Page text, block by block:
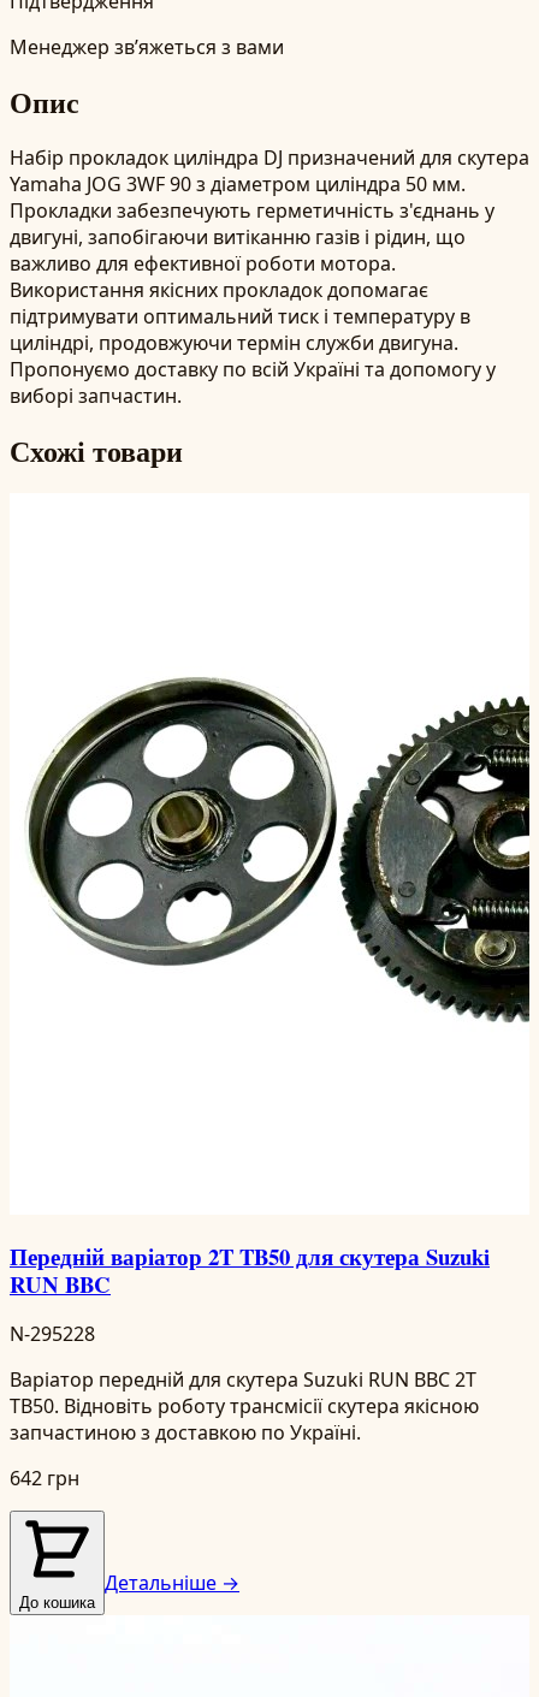
Менеджер зв’яжеться з вами
Опис
Набір прокладок циліндра DJ призначений для скутера
Yamaha JOG 3WF 90 з діаметром циліндра 50 мм.
Прокладки забезпечують герметичність з'єднань у
двигуні, запобігаючи витіканню газів і рідин, що
важливо для ефективної роботи мотора.
Використання якісних прокладок допомагає
підтримувати оптимальний тиск і температуру в
циліндрі, продовжуючи термін служби двигуна.
Пропонуємо доставку по всій Україні та допомогу у
виборі запчастин.
Схожі товари
Передній варіатор 2T TB50 для скутера Suzuki
RUN BBC
N-295228
Варіатор передній для скутера Suzuki RUN BBC 2T
TB50. Відновіть роботу трансмісії скутера якісною
запчастиною з доставкою по Україні.
642 грн
До кошика
Детальніше →